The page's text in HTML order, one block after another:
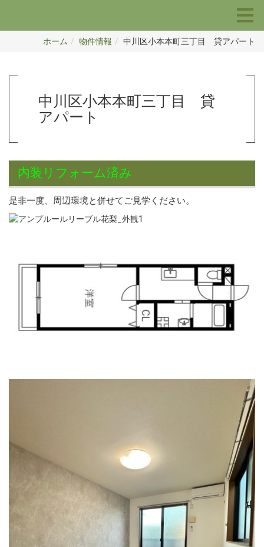
ホーム 物件情報 中川区小本本町三丁目 貸アパート
中川区小本本町三丁目 貸
アパート
内装リフォーム済み
是非一度、周辺環境と併せてご見学ください。